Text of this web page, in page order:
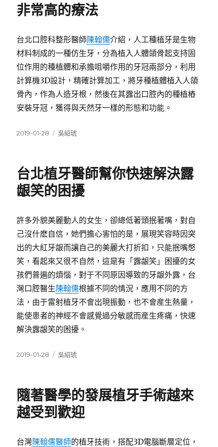
非常高的療法
台北口腔科整形醫師陳翰儒介紹，人工種植牙是生物
材料制成的一種仿生牙，分為植入人體頜骨起支持固
位作用的種植體和承擔咀嚼作用的牙冠兩部分，利用
計算機3D設計，精確計算加工，將牙種植體植入人頜
骨內，作為人造牙根，然後在其露出口腔內的種植樁
安裝牙冠，獲得與天然牙一樣的形態和功能。
發
2019-01-28
分
吳紹琥
台北植牙醫師幫你快速解決露
龈笑的困擾
許多外貌美麗動人的女生，卻總低著頭抿著嘴，對自
己沒什麽自信，她們擔心害怕的是，展現笑容時因突
出的大紅牙龈而讓自己的美麗大打折扣，只能抿嘴憋
笑，看起來又很不自然，這是有「露龈笑」困擾的女
孩們普遍的煩惱，對于不同原因導致的牙龈外露，台
灣口腔醫生陳翰儒根據不同的情況，應用不同的方
法，由于雷射植牙不會出現振動，也不會産生熱量，
能使患者的神經不會感覺過分敏感而産生疼痛，快速
解決露龈笑的困擾。
發
2019-01-28
分
吳紹琥
隨著醫學的發展植牙手術越來
越受到歡迎
台灣陳翰儒醫師的植牙技術，搭配3D電腦斷層定位，